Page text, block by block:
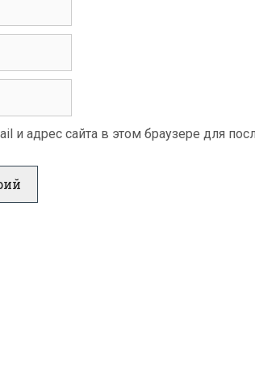
и адрес сайта в этом браузере для